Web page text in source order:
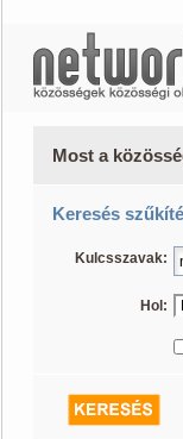
Most a
Keresés
Kulcsszavak:
Hol: